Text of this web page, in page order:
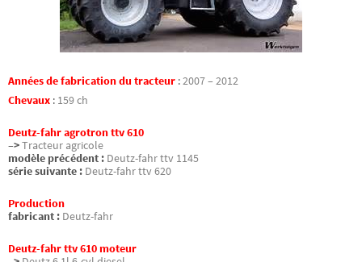
Années de fabrication du tracteur :2007 – 2012
Chevaux : 159 ch
Deutz-fahr agrotron ttv 610
–>Tracteur agricole
modèle précédent : Deutz-fahr ttv 1145
série suivante : Deutz-fahr ttv 620
Production
fabricant : Deutz-fahr
Deutz-fahr ttv 610 moteur